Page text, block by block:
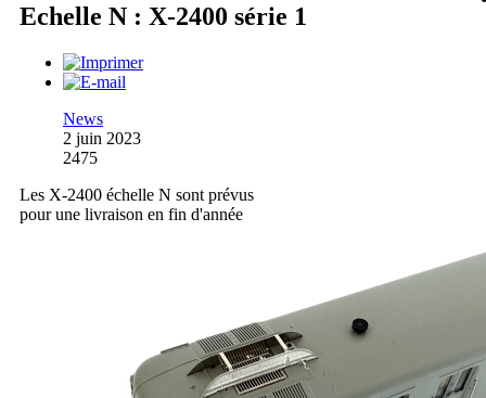
Echelle N : X-2400 série 1
News
2 juin 2023
2475
Les X-2400 échelle N sont prévus
pour une livraison en fin d'année